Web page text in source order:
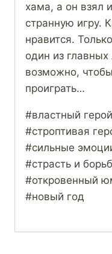
хама, а он взял
странную игру.
нравится.
один из
возможно,
проиграть…
#властный герой
#строптивая
#сильные
#страсть и
#откровенный
#новый год